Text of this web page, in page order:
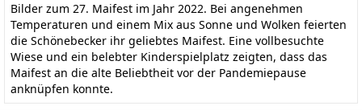
Bilder zum 27. Maifest im Jahr 2022. Bei angenehmen
Temperaturen und einem Mix aus Sonne und Wolken feierten
die Schönebecker ihr geliebtes Maifest. Eine vollbesuchte
Wiese und ein belebter Kinderspielplatz zeigten, dass das
Maifest an die alte Beliebtheit vor der Pandemiepause
anknüpfen konnte.